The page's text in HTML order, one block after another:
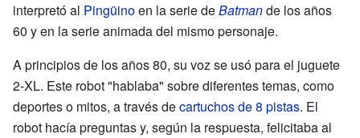
interpretó al Pingüinoen la serie deBatmande los años
60 y en la serie animada del mismo personaje.
A principios de los años 80, su voz se usó para el juguete
2-XL. Este robot "hablaba" sobre diferentes temas, como
deportes o mitos, a través decartuchos de 8 pistas. El
robot hacía preguntas y, según la respuesta, felicitaba al